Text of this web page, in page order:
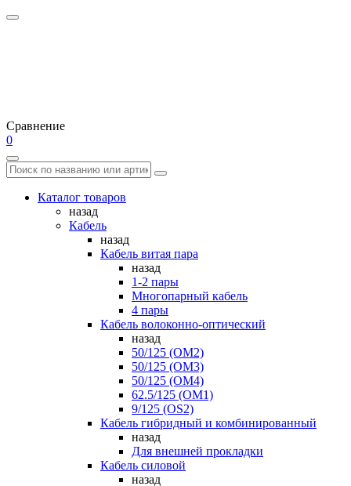
Сравнение
0
Каталог товаров
назад
Кабель
назад
Кабель витая пара
назад
1-2 пары
Многопарный кабель
4 пары
Кабель волоконно-оптический
назад
50/125 (OM2)
50/125 (OM3)
50/125 (OM4)
62.5/125 (OM1)
9/125 (OS2)
Кабель гибридный и комбинированный
назад
Для внешней прокладки
Кабель силовой
назад